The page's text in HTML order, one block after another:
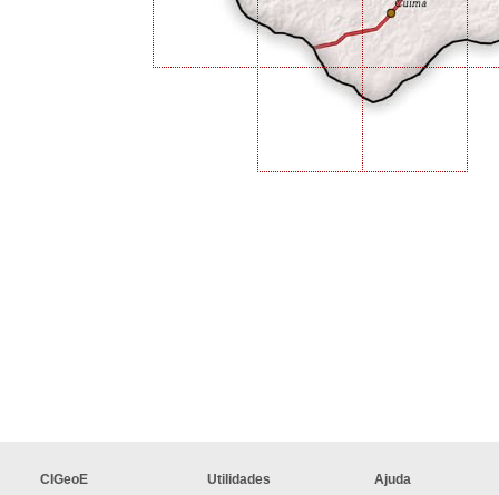
CIGeoE
Utilidades
Ajuda